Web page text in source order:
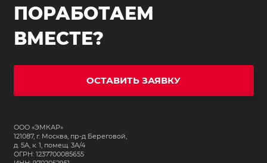
ПОРАБОТАЕМ
ВМЕСТЕ?
ОСТАВИТЬ ЗАЯВКУ
ООО «ЭМКАР»
121087, г. Москва, пр-д Береговой,
д. 5А, к. 1, помещ. 3А/4
ОГРН: 1237700085655